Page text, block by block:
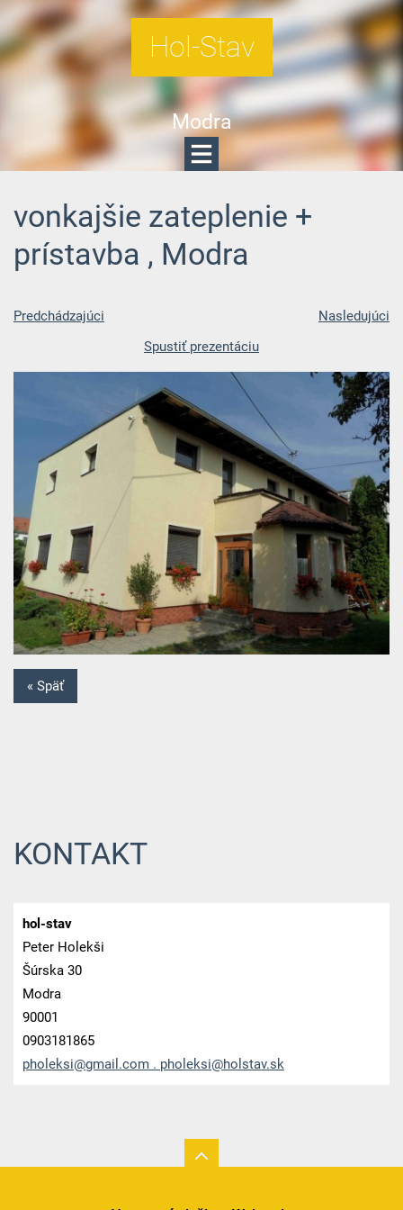
Hol-Stav
Modra
vonkajšie zateplenie +
prístavba , Modra
Predchádzajúci
Nasledujúci
Spustiť prezentáciu
« Späť
KONTAKT
hol-stav
Peter Holekši
Šúrska 30
Modra
90001
0903181865
pholeksi@gmail.com . pholeksi@holstav.sk